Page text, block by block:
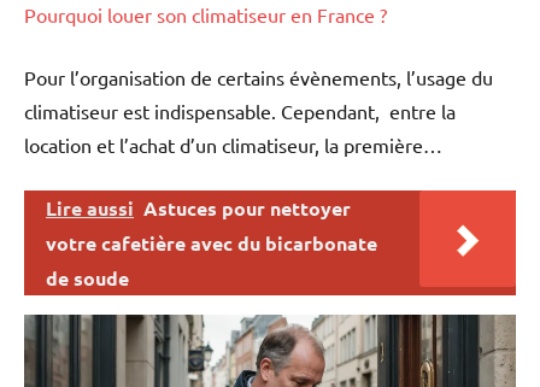
Pourquoi louer son climatiseur en France ?
Pour l’organisation de certains évènements, l’usage du
climatiseur est indispensable. Cependant, entre la
location et l’achat d’un climatiseur, la première…
Lire aussi Astuces pour nettoyer
votre cafetière avec du bicarbonate
de soude